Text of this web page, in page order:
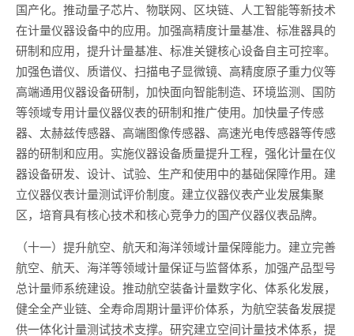
国产化。推动量子芯片、物联网、区块链、人工智能等新技术
在计量仪器设备中的应用。加强高精度计量基准、标准器具的
研制和应用，提升计量基准、标准关键核心设备自主可控率。
加强色谱仪、质谱仪、扫描电子显微镜、高精度原子重力仪等
高端通用仪器设备研制，加快面向智能制造、环境监测、国防
等领域专用计量仪器仪表的研制和推广使用。加快量子传感
器、太赫兹传感器、高端图像传感器、高速光电传感器等传感
器的研制和应用。实施仪器设备质量提升工程，强化计量在仪
器设备研发、设计、试验、生产和使用中的基础保障作用。建
立仪器仪表计量测试评价制度。建立仪器仪表产业发展集聚
区，培育具有核心技术和核心竞争力的国产仪器仪表品牌。
（十一）提升航空、航天和海洋领域计量保障能力。建立完善
航空、航天、海洋等领域计量保证与监督体系，加强产品型号
总计量师系统建设。推动航空装备计量数字化、体系化发展，
健全全产业链、全寿命周期计量评价体系，为航空装备发展提
供一体化计量测试技术支撑。研究建立空间计量技术体系，提